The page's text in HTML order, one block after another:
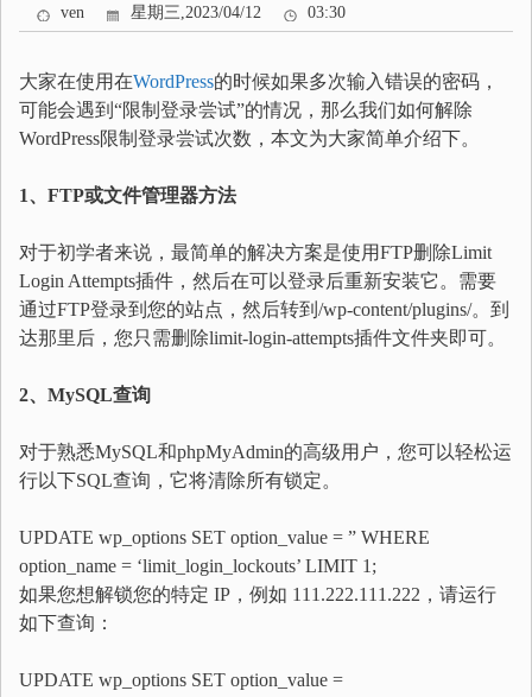
ven 星期三,2023/04/12 03:30
大家在使用在WordPress的时候如果多次输入错误的密码，
可能会遇到“限制登录尝试”的情况，那么我们如何解除
WordPress限制登录尝试次数，本文为大家简单介绍下。
1、FTP或文件管理器方法
对于初学者来说，最简单的解决方案是使用FTP删除Limit
Login Attempts插件，然后在可以登录后重新安装它。需要
通过FTP登录到您的站点，然后转到/wp-content/plugins/。到
达那里后，您只需删除limit-login-attempts插件文件夹即可。
2、MySQL查询
对于熟悉MySQL和phpMyAdmin的高级用户，您可以轻松运
行以下SQL查询，它将清除所有锁定。
UPDATE wp_options SET option_value = ” WHERE
option_name = ‘limit_login_lockouts’ LIMIT 1 ;
如果您想解锁您的特定 IP，例如 111.222.111.222，请运行
如下查询：
UPDATE wp_options SET option_value =